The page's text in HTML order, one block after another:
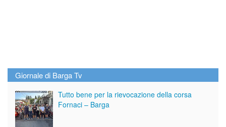
Giornale di Barga Tv
Tutto bene per la rievocazione della corsa
Fornaci – Barga